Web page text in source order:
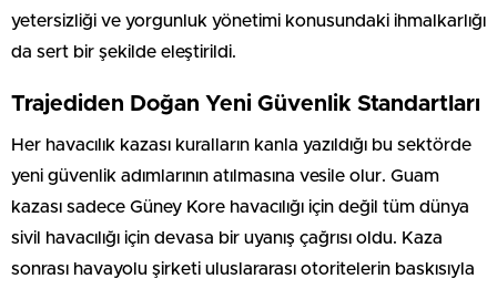
yetersizliği ve yorgunluk yönetimi konusundaki ihmalkarlığı
da sert bir şekilde eleştirildi.
Trajediden Doğan Yeni Güvenlik Standartları
Her havacılık kazası kuralların kanla yazıldığı bu sektörde
yeni güvenlik adımlarının atılmasına vesile olur. Guam
kazası sadece Güney Kore havacılığı için değil tüm dünya
sivil havacılığı için devasa bir uyanış çağrısı oldu. Kaza
sonrası havayolu şirketi uluslararası otoritelerin baskısıyla